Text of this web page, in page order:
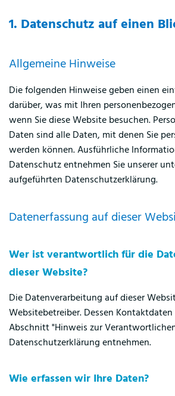
1. Datenschutz auf einen
Allgemeine Hinweise
Die folgenden Hinweise geben einen
darüber, was mit Ihren
wenn Sie diese Website besuchen.
Daten sind alle Daten, mit denen Sie
werden können. Ausführliche
Datenschutz entnehmen Sie unserer
aufgeführten Datenschutzerklärung.
Datenerfassung auf dieser
Wer ist verantwortlich für die
dieser Website?
Die Datenverarbeitung auf dieser
Websitebetreiber. Dessen
Abschnitt "Hinweis zur
Datenschutzerklärung entnehmen.
Wie erfassen wir Ihre Daten?